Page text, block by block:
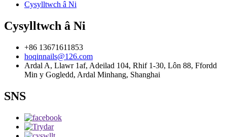
Cysylltwch â Ni
Cysylltwch â Ni
+86 13671611853
hoqinnails@126.com
Ardal A, Llawr 1af, Adeilad 104, Rhif 1-30, Lôn 88, Ffordd
Min y Gogledd, Ardal Minhang, Shanghai
SNS